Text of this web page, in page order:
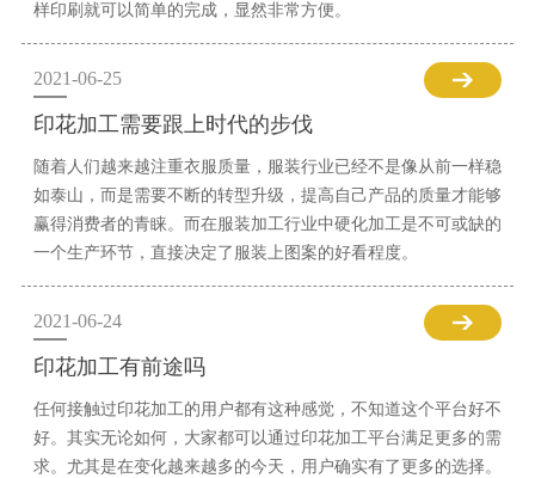
样印刷就可以简单的完成，显然非常方便。
2021-06-25
印花加工需要跟上时代的步伐
随着人们越来越注重衣服质量，服装行业已经不是像从前一样稳
如泰山，而是需要不断的转型升级，提高自己产品的质量才能够
赢得消费者的青睐。而在服装加工行业中硬化加工是不可或缺的
一个生产环节，直接决定了服装上图案的好看程度。
2021-06-24
印花加工有前途吗
任何接触过印花加工的用户都有这种感觉，不知道这个平台好不
好。其实无论如何，大家都可以通过印花加工平台满足更多的需
求。尤其是在变化越来越多的今天，用户确实有了更多的选择。